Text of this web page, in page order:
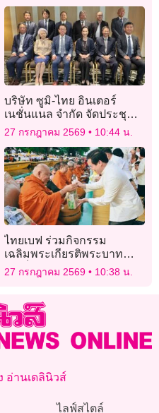
บริษัท ซูมิ-ไทย อินเตอร์
เนชั่นแนล จำกัด จัดประชุม
กรรมการและประชุมสามัญ
ประจำปี 2569
27 กรกฎาคม 2569 10:44 น.
ไทยเบฟ ร่วมกิจกรรม
เฉลิมพระเกียรติพระบาท
สมเด็จพระเจ้าอยู่หัว
27 กรกฎาคม 2569 10:38 น.
อ่านเดลินิวส์
ไลฟ์สไตล์